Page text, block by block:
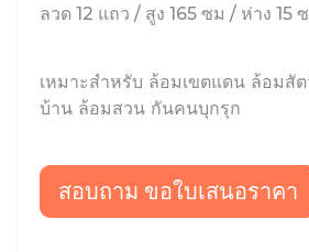
ลวด 12 แถว / สูง 165 ซม / ห่าง 15
เหมาะสำหรับ ล้อมเขตแดน ล้อมสั
บ้าน ล้อมสวน กันคนบุกรุก
สอบถาม ขอใบเสนอราคา